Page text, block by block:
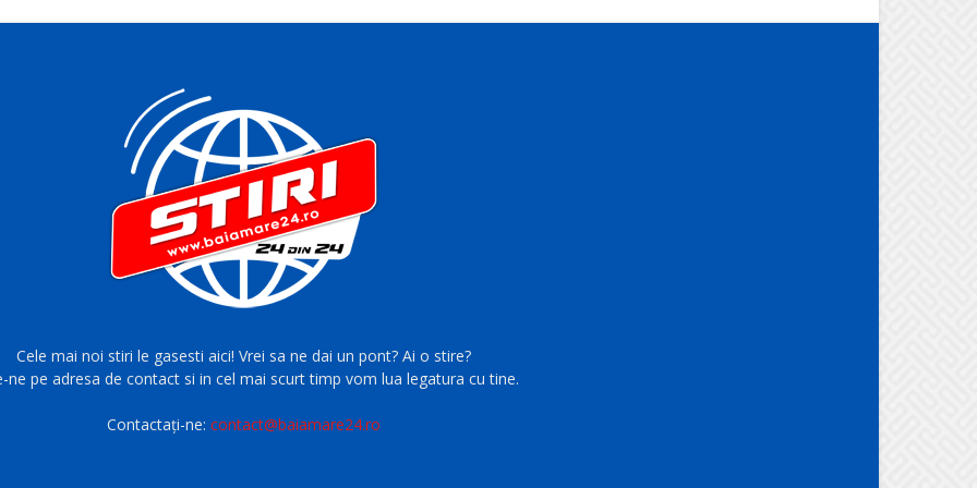
Cele mai noi stiri le gasesti aici! Vrei sa ne dai un pont? Ai o stire?
ne pe adresa de contact si in cel mai scurt timp vom lua legatura cu tine.
Contactați-ne:contact@baiamare24.ro